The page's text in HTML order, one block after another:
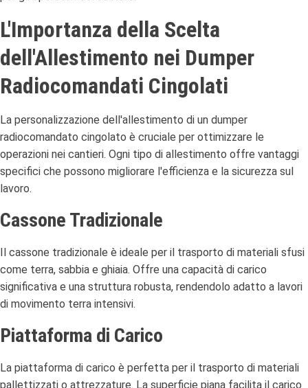
L'Importanza della Scelta
dell'Allestimento nei Dumper
Radiocomandati Cingolati
La personalizzazione dell'allestimento di un dumper
radiocomandato cingolato è cruciale per ottimizzare le
operazioni nei cantieri. Ogni tipo di allestimento offre vantaggi
specifici che possono migliorare l'efficienza e la sicurezza sul
lavoro.
Cassone Tradizionale
Il cassone tradizionale è ideale per il trasporto di materiali sfusi
come terra, sabbia e ghiaia. Offre una capacità di carico
significativa e una struttura robusta, rendendolo adatto a lavori
di movimento terra intensivi.
Piattaforma di Carico
La piattaforma di carico è perfetta per il trasporto di materiali
pallettizzati o attrezzature. La superficie piana facilita il carico